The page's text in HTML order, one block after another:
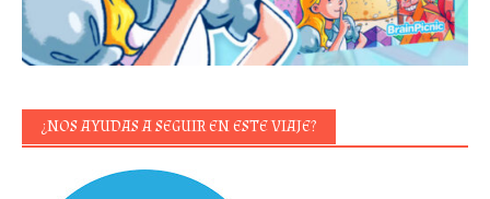
¿NOS AYUDAS A SEGUIR EN ESTE VIAJE?